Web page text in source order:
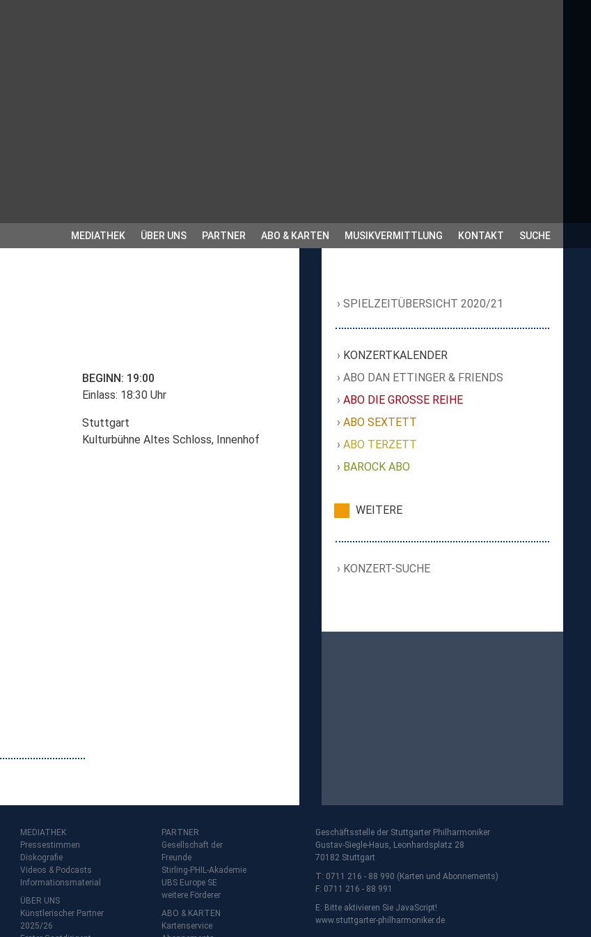
MEDIATHEK ÜBER UNS PARTNER ABO & KARTEN MUSIKVERMITTLUNG KONTAKT SUCHE
BEGINN: 19:00
Einlass: 18:30 Uhr
Stuttgart
Kulturbühne Altes Schloss, Innenhof
SPIELZEITÜBERSICHT 2020/21
KONZERTKALENDER
ABO DAN ETTINGER & FRIENDS
ABO DIE GROSSE REIHE
ABO SEXTETT
ABO TERZETT
BAROCK ABO
WEITERE
KONZERT-SUCHE
MEDIATHEK
Pressestimmen
Diskografie
Videos & Podcasts
Informationsmaterial
ÜBER UNS
Künstlerischer Partner
2025/26
PARTNER
Gesellschaft der
Freunde
Stirling-PHIL-Akademie
UBS Europe SE
weitere Förderer
ABO & KARTEN
Kartenservice
Geschäftsstelle der Stuttgarter Philharmoniker
Gustav-Siegle-Haus, Leonhardsplatz 28
70182 Stuttgart
T: 0711 216 - 88 990 (Karten und Abonnements)
F: 0711 216 - 88 991
E: Bitte aktivieren Sie JavaScript!
www.stuttgarter-philharmoniker.de